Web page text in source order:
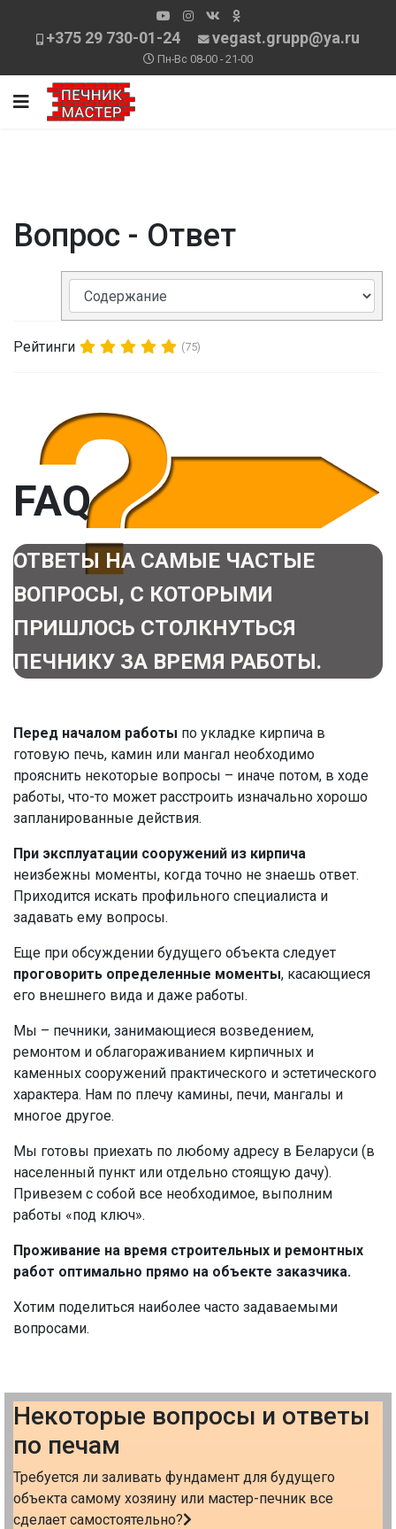
+375 29 730-01-24 vegast.grupp@ya.ru
Пн-Вс 08-00 - 21-00
Вопрос - Ответ
Рейтинги (75)
FAQ
ОТВЕТЫ НА САМЫЕ ЧАСТЫЕ
ВОПРОСЫ, С КОТОРЫМИ
ПРИШЛОСЬ СТОЛКНУТЬСЯ
ПЕЧНИКУ ЗА ВРЕМЯ РАБОТЫ.
Перед началом работы по укладке кирпича в
готовую печь, камин или мангал необходимо
прояснить некоторые вопросы – иначе потом, в ходе
работы, что-то может расстроить изначально хорошо
запланированные действия.
При эксплуатации сооружений из кирпича
неизбежны моменты, когда точно не знаешь ответ.
Приходится искать профильного специалиста и
задавать ему вопросы.
Еще при обсуждении будущего объекта следует
проговорить определенные моменты, касающиеся
его внешнего вида и даже работы.
Мы – печники, занимающиеся возведением,
ремонтом и облагораживанием кирпичных и
каменных сооружений практического и эстетического
характера. Нам по плечу камины, печи, мангалы и
многое другое.
Мы готовы приехать по любому адресу в Беларуси (в
населенный пункт или отдельно стоящую дачу).
Привезем с собой все необходимое, выполним
работы «под ключ».
Проживание на время строительных и ремонтных
работ оптимально прямо на объекте заказчика.
Хотим поделиться наиболее часто задаваемыми
вопросами.
Некоторые вопросы и ответы
по печам
Требуется ли заливать фундамент для будущего
объекта самому хозяину или мастер-печник все
сделает самостоятельно?